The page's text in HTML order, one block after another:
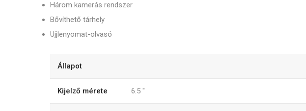
Három kamerás rendszer
Bővíthető tárhely
Ujjlenyomat-olvasó
Állapot
Kijelző mérete 6.5 "